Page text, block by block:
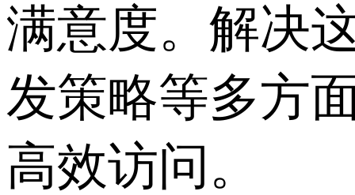
满意度。解决
发策略等多方
高效访问。